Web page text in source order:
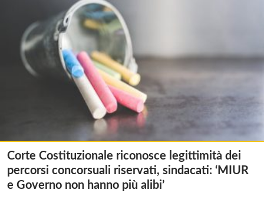
Corte Costituzionale riconosce legittimità dei
percorsi concorsuali riservati, sindacati: ‘MIUR
e Governo non hanno più alibi’